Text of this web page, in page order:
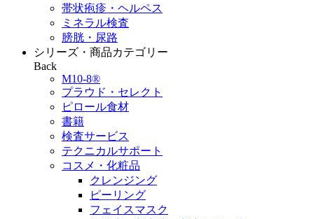
帯状疱疹・ヘルペス
ミネラル検査
膀胱・尿路
シリーズ・商品カテゴリー
Back
M10-8®
プラウド・セレクト
ピロール食材
書籍
検査サービス
テクニカルサポート
コスメ・化粧品
クレンジング
ピーリング
フェイスマスク